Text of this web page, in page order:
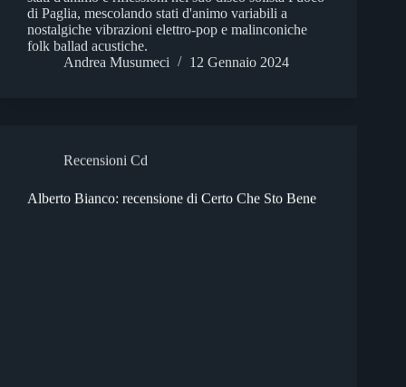
di Paglia, mescolando stati d'animo variabili a
nostalgiche vibrazioni elettro-pop e malinconiche
folk ballad acustiche.
Andrea Musumeci
12 Gennaio 2024
Recensioni Cd
Alberto Bianco: recensione di Certo Che Sto Bene